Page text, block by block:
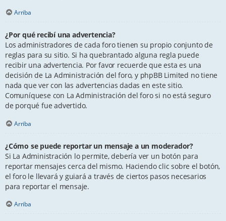
Arriba
¿Por qué recibí una advertencia?
Los administradores de cada foro tienen su propio conjunto de
reglas para su sitio. Si ha quebrantado alguna regla puede
recibir una advertencia. Por favor recuerde que esta es una
decisión de La Administración del foro, y phpBB Limited no tiene
nada que ver con las advertencias dadas en este sitio.
Comuníquese con La Administración del foro si no está seguro
de porqué fue advertido.
Arriba
¿Cómo se puede reportar un mensaje a un moderador?
Si La Administración lo permite, debería ver un botón para
reportar mensajes cerca del mismo. Haciendo clic sobre el botón,
el foro le llevará y guiará a través de ciertos pasos necesarios
para reportar el mensaje.
Arriba